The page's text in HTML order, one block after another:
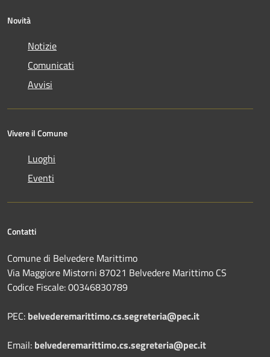
Novità
Notizie
Comunicati
Avvisi
Vivere il Comune
Luoghi
Eventi
Contatti
Comune di Belvedere Marittimo
Via Maggiore Mistorni 87021 Belvedere Marittimo CS
Codice Fiscale: 00346830789
PEC: belvederemarittimo.cs.segreteria@pec.it
Email: belvederemarittimo.cs.segreteria@pec.it